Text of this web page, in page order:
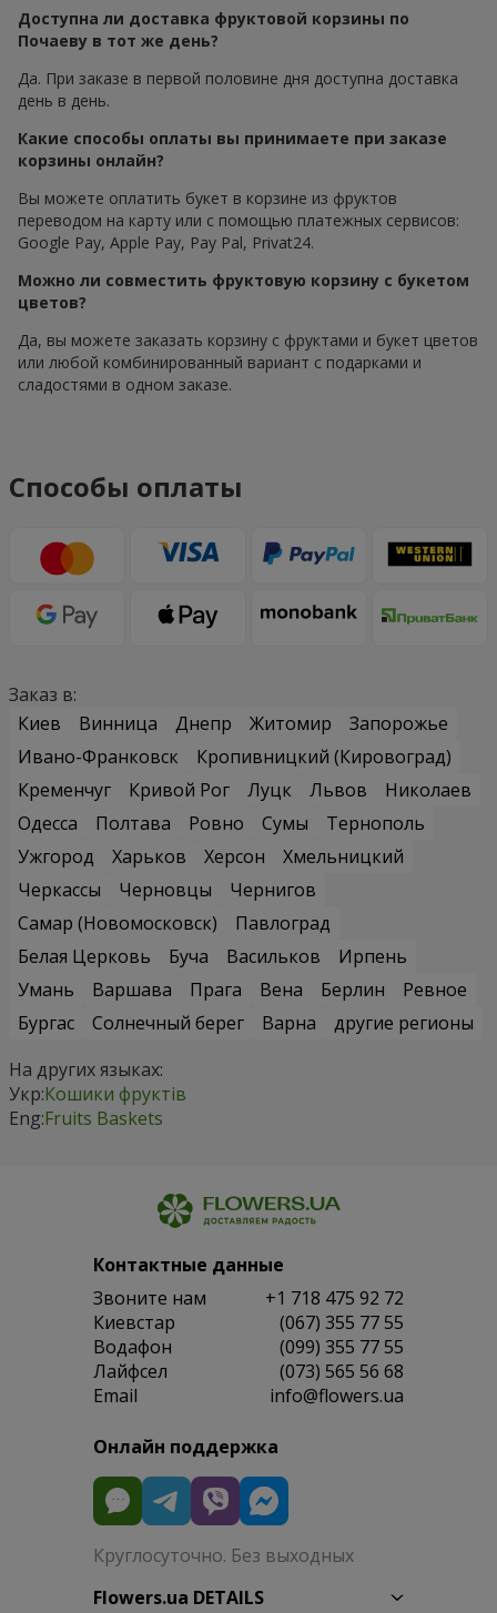
Доступна ли доставка фруктовой корзины по
Почаеву в тот же день?
Да. При заказе в первой половине дня доступна доставка
день в день.
Какие способы оплаты вы принимаете при заказе
корзины онлайн?
Вы можете оплатить букет в корзине из фруктов
переводом на карту или с помощью платежных сервисов:
Google Pay, Apple Pay, Pay Pal, Privat24.
Можно ли совместить фруктовую корзину с букетом
цветов?
Да, вы можете заказать корзину с фруктами и букет цветов
или любой комбинированный вариант с подарками и
сладостями в одном заказе.
Способы оплаты
Заказ в:
Киев
Винница Днепр Житомир
Запорожье
Ивано-Франковск
Кропивницкий (Кировоград)
Кременчуг
Кривой Рог Луцк Львов
Николаев
Одесса
Полтава Ровно Сумы
Тернополь
Ужгород
Харьков Херсон
Хмельницкий
Черкассы
Черновцы
Чернигов
Самар (Новомосковск)
Павлоград
Белая Церковь
Буча Васильков
Ирпень
Умань
Варшава Прага Вена Берлин
Ревное
Бургас
Солнечный берег Варна
другие регионы
На других языках:
Укр:Кошики фруктів
Eng:Fruits Baskets
Контактные данные
Звоните нам
+1 718 475 92 72
Киевстар
(067) 355 77 55
Водафон
(099) 355 77 55
Лайфсел
(073) 565 56 68
Email
info@flowers.ua
Онлайн поддержка
Круглосуточно. Без выходных
Flowers.ua DETAILS